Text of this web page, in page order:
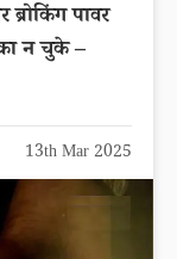
पावर
न चुके –
13th Mar 2025